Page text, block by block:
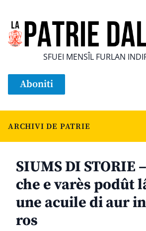
SFUEI MENSÎL FURLAN
Aboniti
ARCHIVI DE PATRIE
SIUMS DI STORIE
che e varès podût
une acuile di aur
ros